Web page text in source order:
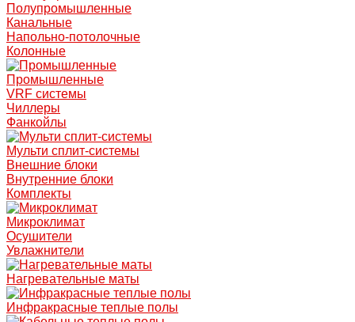
Полупромышленные
Канальные
Напольно-потолочные
Колонные
Промышленные
VRF системы
Чиллеры
Фанкойлы
Мульти сплит-системы
Внешние блоки
Внутренние блоки
Комплекты
Микроклимат
Осушители
Увлажнители
Нагревательные маты
Инфракрасные теплые полы